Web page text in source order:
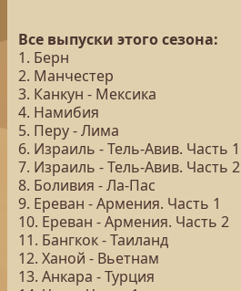
Все выпуски этого сезона:
1. Берн
2. Манчестер
3. Канкун - Мексика
4. Намибия
5. Перу - Лима
6. Израиль - Тель-Авив. Часть 1
7. Израиль - Тель-Авив. Часть 2
8. Боливия - Ла-Пас
9. Ереван - Армения. Часть 1
10. Ереван - Армения. Часть 2
11. Бангкок - Таиланд
12. Ханой - Вьетнам
13. Анкара - Турция